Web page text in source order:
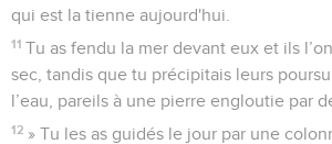
qui est la tienne aujourd'hui.
11 Tu as fendu la mer devant eux et ils
sec, tandis que tu précipitais leurs
l’eau, pareils à une pierre engloutie par
12 » Tu les as guidés le jour par une